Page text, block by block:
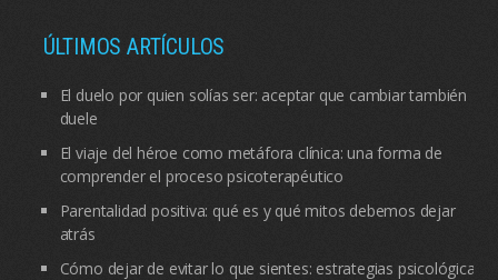
ÚLTIMOS ARTÍCULOS
El duelo por quien solías ser: aceptar que cambiar también
duele
El viaje del héroe como metáfora clínica: una forma de
comprender el proceso psicoterapéutico
Parentalidad positiva: qué es y qué mitos debemos dejar
atrás
Cómo dejar de evitar lo que sientes: estrategias psicológicas